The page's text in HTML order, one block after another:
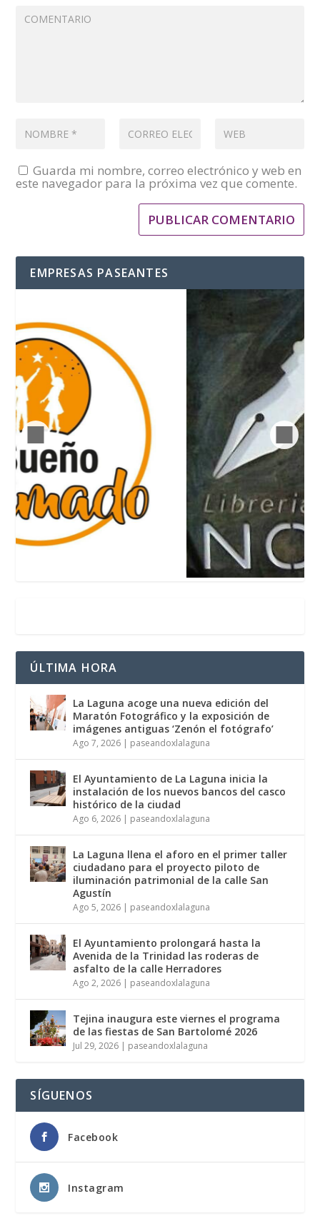
Guarda mi nombre, correo electrónico y web en
este navegador para la próxima vez que comente.
EMPRESAS PASEANTES
ÚLTIMA HORA
La Laguna acoge una nueva edición del
Maratón Fotográfico y la exposición de
imágenes antiguas ‘Zenón el fotógrafo’
Ago 7, 2026 | paseandoxlalaguna
El Ayuntamiento de La Laguna inicia la
instalación de los nuevos bancos del casco
histórico de la ciudad
Ago 6, 2026 | paseandoxlalaguna
La Laguna llena el aforo en el primer taller
ciudadano para el proyecto piloto de
iluminación patrimonial de la calle San
Agustín
Ago 5, 2026 | paseandoxlalaguna
El Ayuntamiento prolongará hasta la
Avenida de la Trinidad las roderas de
asfalto de la calle Herradores
Ago 2, 2026 | paseandoxlalaguna
Tejina inaugura este viernes el programa
de las fiestas de San Bartolomé 2026
Jul 29, 2026 | paseandoxlalaguna
SÍGUENOS
Facebook
Instagram